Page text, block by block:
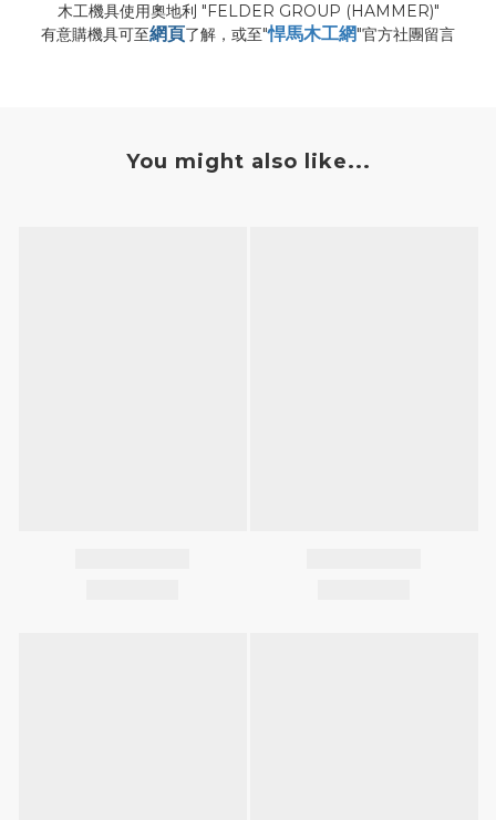
木工機具使用奧地利 "FELDER GROUP (HAMMER)"
有意購機具可至網頁了解，或至"悍馬木工網"官方社團留言
You might also like...